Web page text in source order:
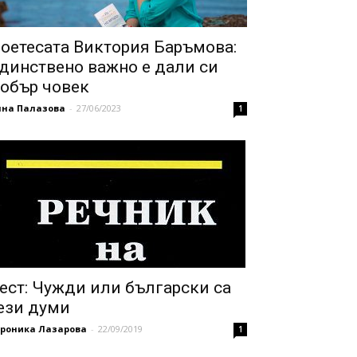
Виктория Баръмова:
важно е дали си
човек
Палазова - 27/06/2023 1
Чужди или български са
думи
Лазарова - 22/09/2019 1